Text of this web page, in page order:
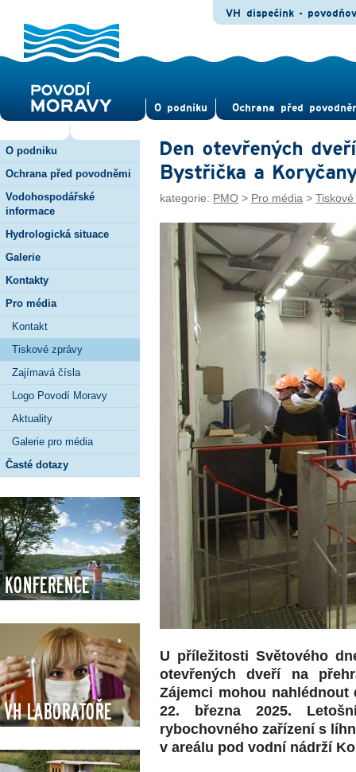
O pod­niku Ochrana před
VH dispečink -
O podniku
Ochrana před povodněmi
Vodohospodářské
informace
Hydrologická situace
Galerie
Kontakty
Pro média
Kontakt
Tiskové zprávy
Zajímavá čísla
Logo Povodí Moravy
Aktuality
Galerie pro média
Časté dotazy
Konference
VH Laboratoře
Den otevřených
Bystřička a Koryčany
kategorie: PMO > Pro média >
U příležitosti Světového
otevřených dveří na
Zájemci mohou
22. března 2025.
rybochovného zařízení s
v areálu pod vodní nádrží